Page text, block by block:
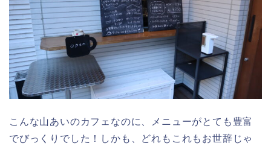
こんな山あいのカフェなのに、メニューがとても豊富
でびっくりでした！しかも、どれもこれもお世辞じゃ